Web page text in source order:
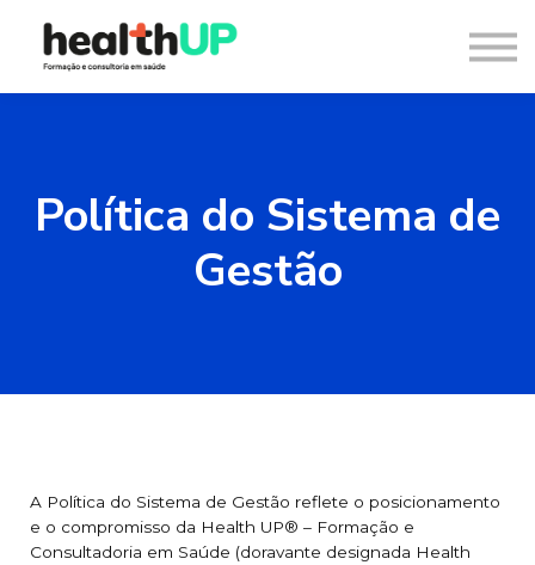
Blog
Registar
Política do Sistema de
Gestão
A Política do Sistema de Gestão reflete o posicionamento
e o compromisso da Health UP® – Formação e
Consultadoria em Saúde (doravante designada Health